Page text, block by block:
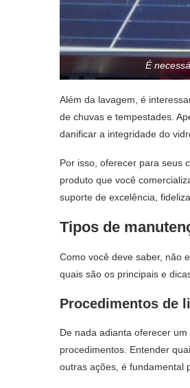
É
Além da lavagem, é
de chuvas e tempestades.
danificar a integridade do
Por isso, oferecer para seus
produto que você
suporte de excelência,
Tipos de
Como você deve saber, não
quais são os principais e
Procedimentos de
De nada adianta oferecer um
procedimentos. Entender
outras ações, é fundamental